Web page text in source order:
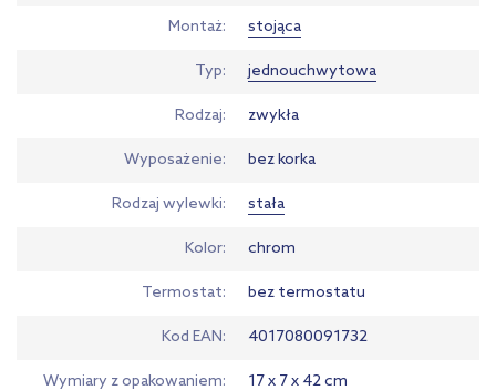
Montaż stojąca
Typ jednouchwytowa
Rodzaj zwykła
Wyposażenie bez korka
Rodzaj wylewki stała
Kolor chrom
Termostat bez termostatu
Kod EAN 4017080091732
Wymiary z opakowaniem 17 x 7 x 42 cm